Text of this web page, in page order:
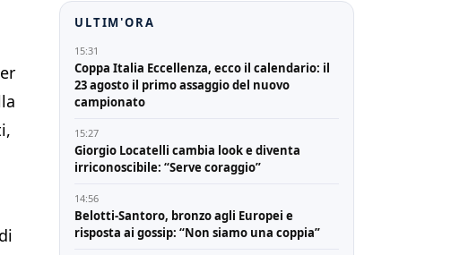
ULTIM'ORA
15:31
Coppa Italia Eccellenza, ecco il calendario: il
23 agosto il primo assaggio del nuovo
campionato
15:27
Giorgio Locatelli cambia look e diventa
irriconoscibile: “Serve coraggio”
14:56
Belotti-Santoro, bronzo agli Europei e
risposta ai gossip: “Non siamo una coppia”